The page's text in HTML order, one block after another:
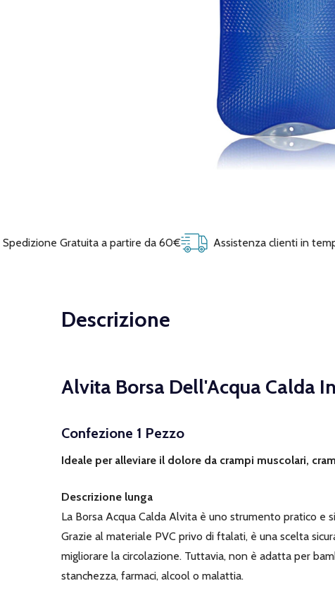
Spedizione Gratuita a partire da 60€ Assistenza clienti in
Descrizione
Alvita Borsa Dell'Acqua Calda
Confezione 1 Pezzo
Ideale per alleviare il dolore da crampi muscolari,
Descrizione lunga
La Borsa Acqua Calda Alvita è uno strumento pratico e
Grazie al materiale PVC privo di ftalati, è una scelta
migliorare la circolazione. Tuttavia, non è adatta per
stanchezza, farmaci, alcool o malattia.